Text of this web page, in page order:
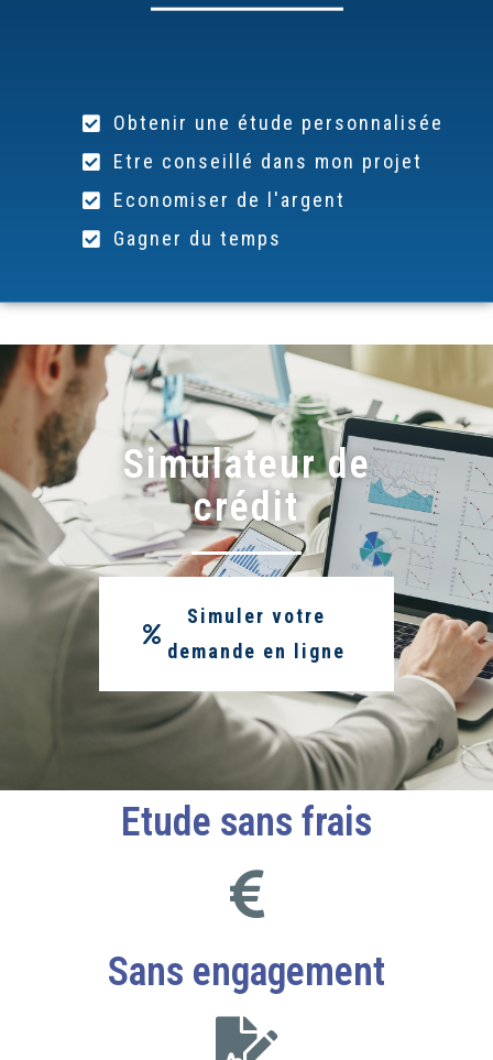
Obtenir une étude personnalisée
Etre conseillé dans mon projet
Economiser de l'argent
Gagner du temps
Simulateur de
crédit
Simuler votre
demande en ligne
Etude sans frais
Sans engagement